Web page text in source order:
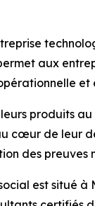
aux
produits
cœur de leur
des preuves
est situé